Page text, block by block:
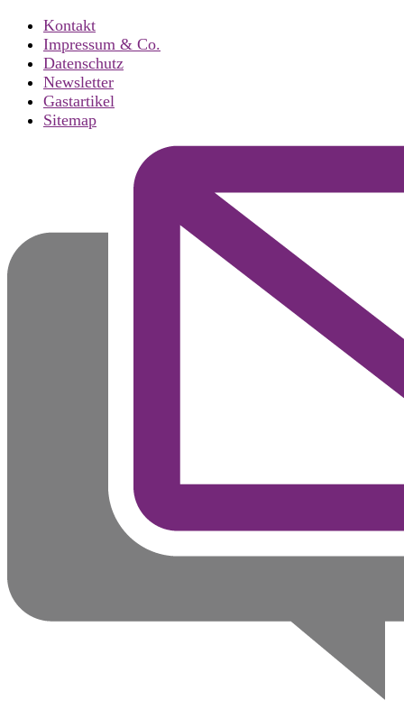
Kontakt
Impressum & Co.
Datenschutz
Newsletter
Gastartikel
Sitemap